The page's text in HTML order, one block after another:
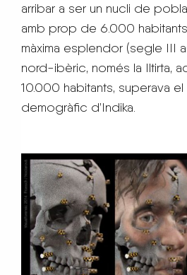
arribar a ser un nucli de
amb prop de 6.000
màxima esplendor (segle III
nord-ibèric, només la Iltirta,
10.000 habitants, superava
demogràfic d’Indika.